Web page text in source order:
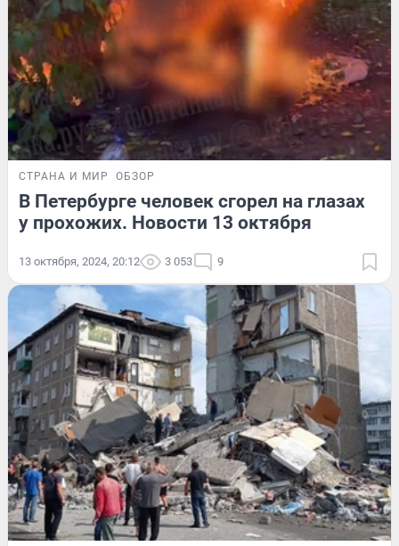
СТРАНА И МИР ОБЗОР
В Петербурге человек сгорел на глазах
у прохожих. Новости 13 октября
13 октября, 2024, 20:12 3 053 9